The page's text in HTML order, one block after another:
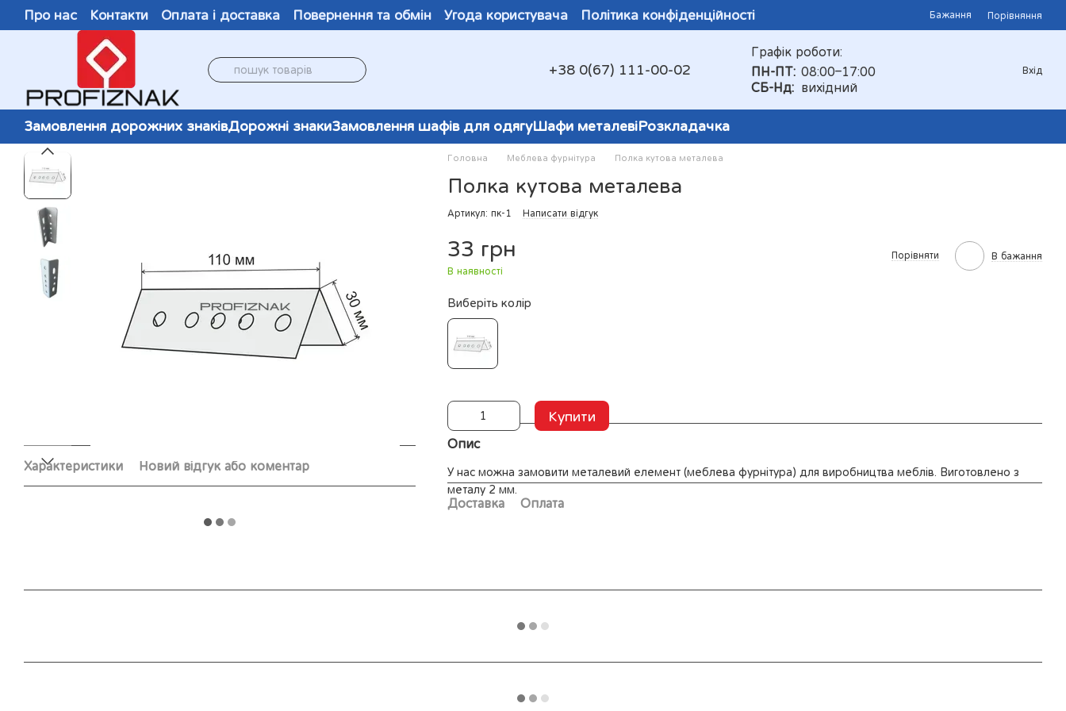
Перейти до основного контенту
Про нас Контакти Оплата і доставка Повернення та обмін Угода користувача
Політика конфіденційності
Відгуки про магазин
Бажання Порівняння
+38 0(67) 111-00-02
Графік роботи:
ПН-ПТ: 08:00–17:00
СБ-Нд: вихідний
Вхід
Замовлення дорожних знаківДорожні знакиЗамовлення шафів для одягуШафи металевіРозкладачка
Характеристики Новий відгук або коментар
Головна Меблева фурнітура Полка кутова металева
Полка кутова металева
Артикул: пк-1 Написати відгук
33 грн
В наявності
Порівняти В бажання
Виберіть колір
Купити
Опис
У нас можна замовити металевий елемент (меблева фурнітура) для виробництва меблів. Виготовлено з
металу 2 мм.
Доставка Оплата